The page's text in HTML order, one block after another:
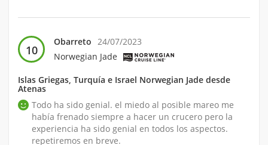
10
Obarreto 24/07/2023
Norwegian Jade
Islas Griegas, Turquía e Israel Norwegian Jade desde
Atenas
Todo ha sido genial. el miedo al posible mareo me
había frenado siempre a hacer un crucero pero la
experiencia ha sido genial en todos los aspectos.
repetiremos en breve.